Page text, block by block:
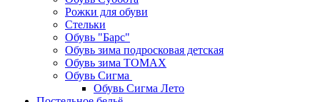
Рожки для обуви
Стельки
Обувь "Барс"
Обувь зима подросковая детская
Обувь зима ТОМАХ
Обувь Сигма
Обувь Сигма Лето